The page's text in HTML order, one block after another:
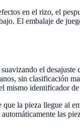
en el rizo, el
El embalaje de
el
sin clasificación
mismo identificador
la pieza llegue al
las